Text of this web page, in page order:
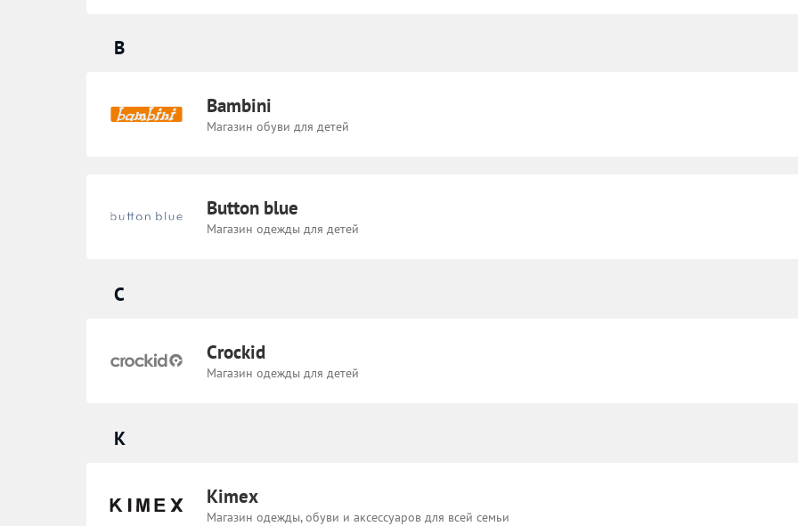
B
Bambini
Магазин обуви для детей
Button blue
Магазин одежды для детей
C
Crockid
Магазин одежды для детей
K
Kimex
Магазин одежды, обуви и аксессуаров для всей семьи